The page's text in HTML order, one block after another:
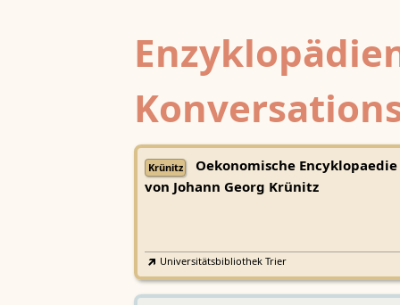
Krünitz
Oekonomische Encyklopaedie
von Johann Georg Krünitz
Universitätsbibliothek Trier